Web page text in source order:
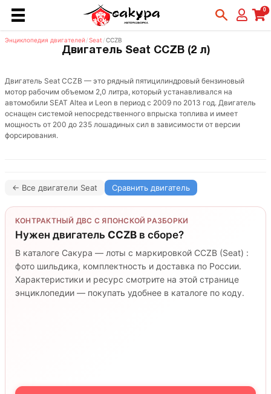
0
Энциклопедия двигателей/Seat /CCZB
Двигатель Seat CCZB (2 л)
Двигатель Seat CCZB — это рядный пятицилиндровый бензиновый
мотор рабочим объемом 2,0 литра, который устанавливался на
автомобили SEAT Altea и Leon в период с 2009 по 2013 год. Двигатель
оснащен системой непосредственного впрыска топлива и имеет
мощность от 200 до 235 лошадиных сил в зависимости от версии
форсирования.
← Все двигатели Seat Сравнить двигатель
КОНТРАКТНЫЙ ДВС С ЯПОНСКОЙ РАЗБОРКИ
Нужен двигатель CCZB в сборе?
В каталоге Сакура — лоты с маркировкой CCZB (Seat) :
фото шильдика, комплектность и доставка по России.
Характеристики и ресурс смотрите на этой странице
энциклопедии — покупать удобнее в каталоге по коду.